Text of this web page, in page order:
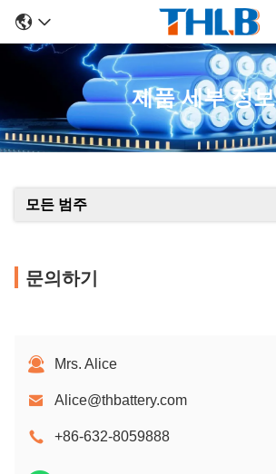
제품 세부 정보
모든 범주
문의하기
Mrs. Alice
Alice@thbattery.com
+86-632-8059888